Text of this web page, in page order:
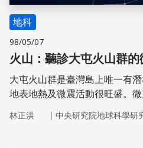
地科
98/05/07
火山：聽診大屯火山群的
大屯火山群是臺灣島上唯一有
地表地熱及微震活動很旺盛。
林正洪 ｜ 中央研究院地球科學研